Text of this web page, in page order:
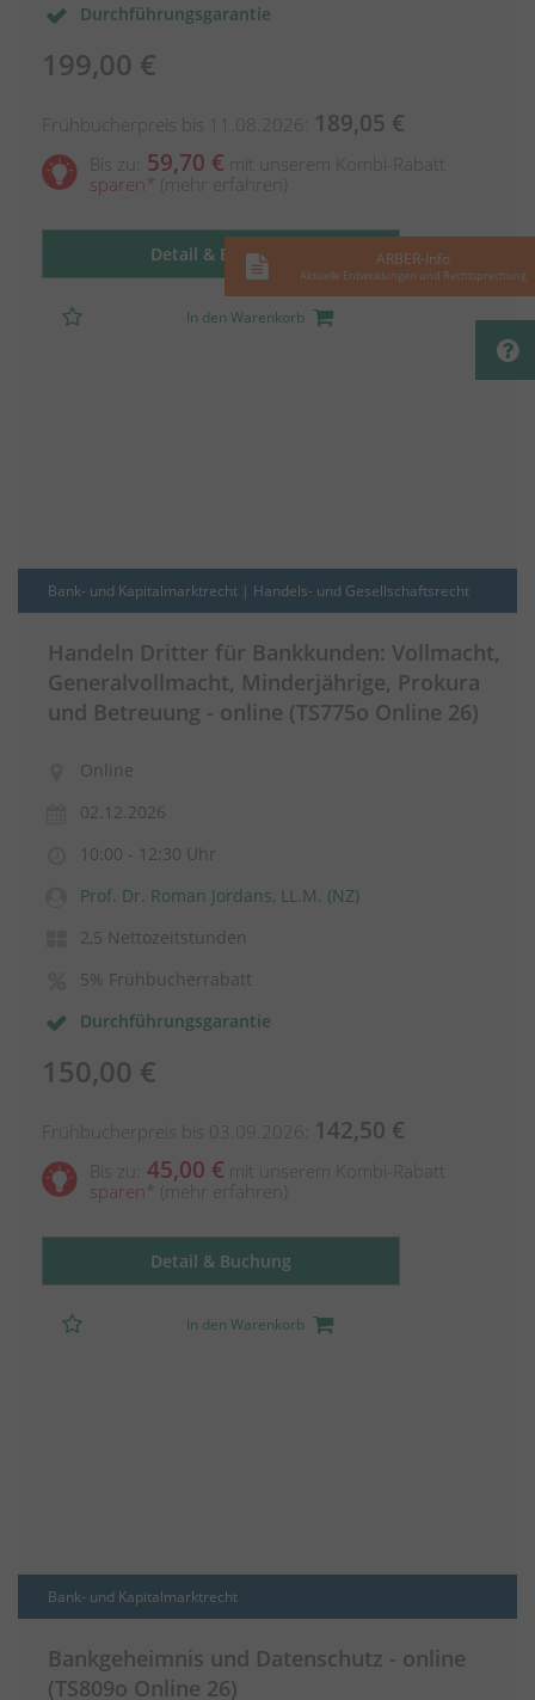
Durchführungsgarantie
199,00 €
Frühbucherpreis bis 11.08.2026: 189,05 €
Bis zu: 59,70 € mit unserem Kombi-Rabatt
sparen
(mehr erfahren)
Detail & Buchung
In den Warenkorb
Bank- und Kapitalmarktrecht | Handels- und Gesellschaftsrecht
Handeln Dritter für Bankkunden: Vollmacht,
Generalvollmacht, Minderjährige, Prokura
und Betreuung - online (TS775o Online 26)
Online
02.12.2026
10:00 - 12:30 Uhr
Prof. Dr. Roman Jordans, LL.M. (NZ)
2,5 Nettozeitstunden
5% Frühbucherrabatt
Durchführungsgarantie
150,00 €
Frühbucherpreis bis 03.09.2026: 142,50 €
Bis zu: 45,00 € mit unserem Kombi-Rabatt
sparen
(mehr erfahren)
Detail & Buchung
In den Warenkorb
Bank- und Kapitalmarktrecht
Bankgeheimnis und Datenschutz - online
(TS809o Online 26)
ARBER-Info
Aktuelle Entwicklungen und Rechtsprechung